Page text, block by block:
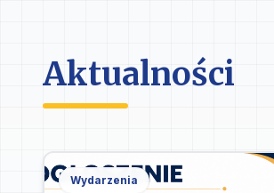
Aktualności
Wydarzenia